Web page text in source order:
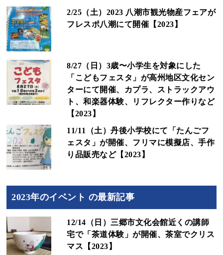
2/25（土）2023 八潮市観光物産フェアが
フレスポ八潮にて開催【2023】
8/27（日）3歳〜小学生を対象にした
「こどもフェスタ」が高州地区文化セン
ターにて開催、カプラ、ストラックアウ
ト、和楽器体験、リフレクター作りなど
【2023】
11/11（土）丹後小学校にて「たんごフ
ェスタ」が開催、フリマに模擬店、手作
り品販売など【2023】
2023年のイベント の最新記事
12/14（日）三郷市文化会館近くの講師
宅で「茶道体験」が開催、茶室でクリス
マス【2023】